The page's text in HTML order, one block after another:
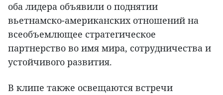
оба лидера объявили о поднятии
вьетнамско-американских отношений на
всеобъемлющее стратегическое
партнерство во имя мира, сотрудничества и
устойчивого развития.
В клипе также освещаются встречи